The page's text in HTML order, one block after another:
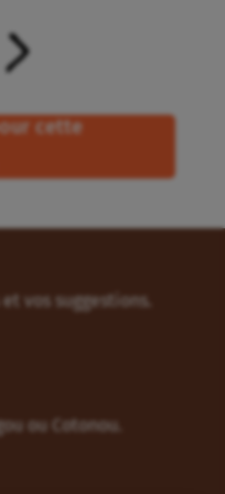
cette
vos suggestions.
ou Cotonou.